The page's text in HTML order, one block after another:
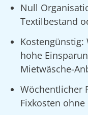
Null
Textilbestand
Kostengünstig:
hohe
Mietwäsche-
Wöchentlicher
Fixkosten